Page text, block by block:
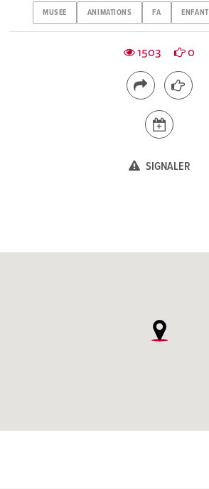
MUSEE ANIMATIONS FA ENFANT
1503 0
SIGNALER